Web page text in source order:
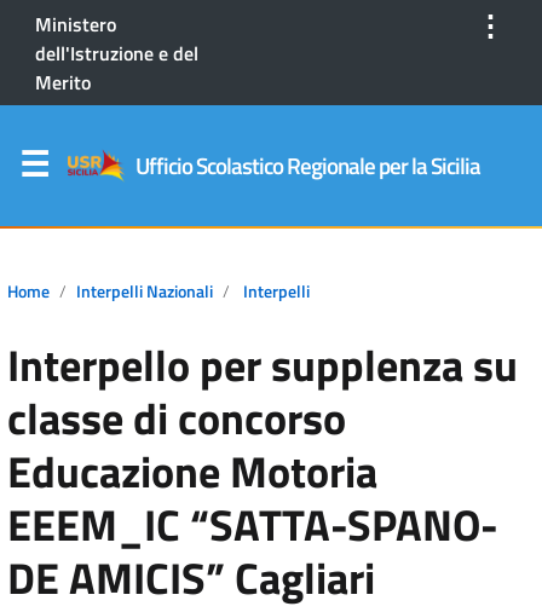
Ministero
dell'Istruzione e del
Merito
⋮
Ufficio Scolastico Regionale per la Sicilia
Home Interpelli Nazionali Interpelli
Interpello per supplenza su
classe di concorso
Educazione Motoria
EEEM_IC “SATTA-SPANO-
DE AMICIS” Cagliari